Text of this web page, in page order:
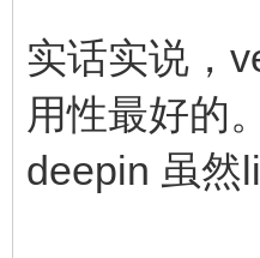
实话实说，
用性最好的。
deepin 虽然